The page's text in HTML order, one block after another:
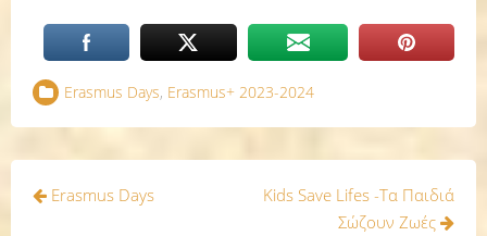
Erasmus Days, Erasmus+ 2023-2024
Πλοήγηση
Erasmus Days
Kids Save Lifes -Τα Παιδιά
Σώζουν Ζωές